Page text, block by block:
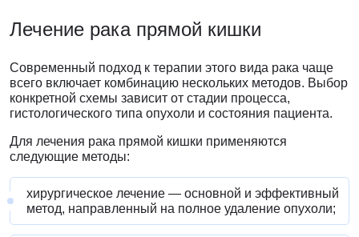
Лечение рака прямой кишки
Современный подход к терапии этого вида рака чаще
всего включает комбинацию нескольких методов. Выбор
конкретной схемы зависит от стадии процесса,
гистологического типа опухоли и состояния пациента.
Для лечения рака прямой кишки применяются
следующие методы:
хирургическое лечение — основной и эффективный
метод, направленный на полное удаление опухоли;